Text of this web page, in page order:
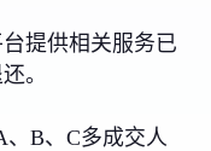
提供相关服务已
。
、B、C多成交人